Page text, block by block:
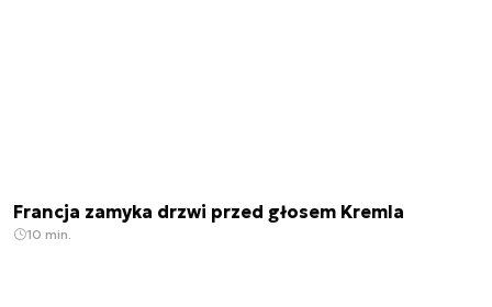
Francja zamyka drzwi przed głosem Kremla
10 min.